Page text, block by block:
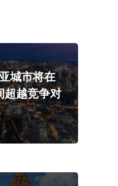
城市将在
越竞争对